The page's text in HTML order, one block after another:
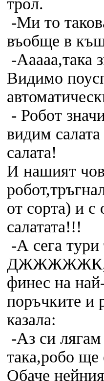
трол.
-Ми то
въобще в
-Ааааа,така
Видимо
- Робот
видим
салата!
И нашият
от сорта) и
салатата!!!
-А сега тури
финес на
поръчките и
казала:
-Аз си
така,робо ще
Обаче